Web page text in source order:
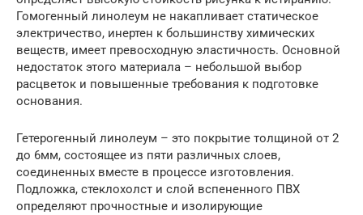
Гомогенный линолеум не накапливает статическое
электричество, инертен к большинству химических
веществ, имеет превосходную эластичность. Основной
недостаток этого материала – небольшой выбор
расцветок и повышенные требования к подготовке
основания.
Гетерогенный линолеум – это покрытие толщиной от 2
до 6мм, состоящее из пяти различных слоев,
соединенных вместе в процессе изготовления.
Подложка, стеклохолст и слой вспененного ПВХ
определяют прочностные и изолирующие